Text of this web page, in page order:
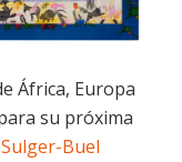
África, Europa
su próxima
Sulger-Buel